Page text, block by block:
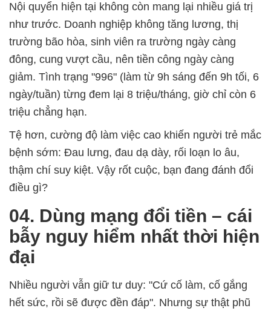
Nội quyển hiện tại không còn mang lại nhiều giá trị
như trước. Doanh nghiệp không tăng lương, thị
trường bão hòa, sinh viên ra trường ngày càng
đông, cung vượt cầu, nên tiền công ngày càng
giảm. Tình trạng "996" (làm từ 9h sáng đến 9h tối, 6
ngày/tuần) từng đem lại 8 triệu/tháng, giờ chỉ còn 6
triệu chẳng hạn.
Tệ hơn, cường độ làm việc cao khiến người trẻ mắc
bệnh sớm: Đau lưng, đau dạ dày, rối loạn lo âu,
thậm chí suy kiệt. Vậy rốt cuộc, bạn đang đánh đổi
điều gì?
04. Dùng mạng đổi tiền – cái
bẫy nguy hiểm nhất thời hiện
đại
Nhiều người vẫn giữ tư duy: "Cứ cố làm, cố gắng
hết sức, rồi sẽ được đền đáp". Nhưng sự thật phũ